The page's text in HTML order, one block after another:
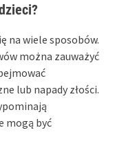
na wiele sposobów.
można zauważyć
lub napady złości.
mogą być